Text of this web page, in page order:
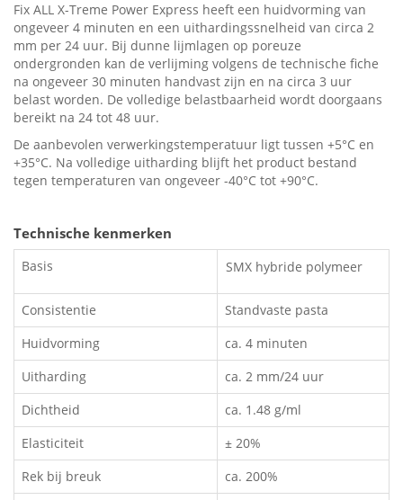
Fix ALL X-Treme Power Express heeft een huidvorming van
ongeveer 4 minuten en een uithardingssnelheid van circa 2
mm per 24 uur. Bij dunne lijmlagen op poreuze
ondergronden kan de verlijming volgens de technische fiche
na ongeveer 30 minuten handvast zijn en na circa 3 uur
belast worden. De volledige belastbaarheid wordt doorgaans
bereikt na 24 tot 48 uur.
De aanbevolen verwerkingstemperatuur ligt tussen +5°C en
+35°C. Na volledige uitharding blijft het product bestand
tegen temperaturen van ongeveer -40°C tot +90°C.
Technische kenmerken
Basis SMX hybride polymeer
Consistentie
Standvaste pasta
Huidvorming
ca. 4 minuten
Uitharding
ca. 2 mm/24 uur
Dichtheid
ca. 1.48 g/ml
Elasticiteit
± 20%
Rek bij breuk
ca. 200%